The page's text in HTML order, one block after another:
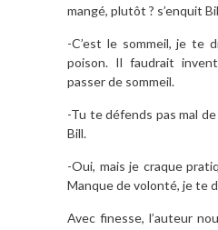
mangé, plutôt ? s’enquit
-C’est le sommeil, je te
poison. Il faudrait
passer de sommeil.
-Tu te défends pas mal
Bill.
-Oui, mais je craque
Manque de volonté, je te
Avec finesse, l’auteur